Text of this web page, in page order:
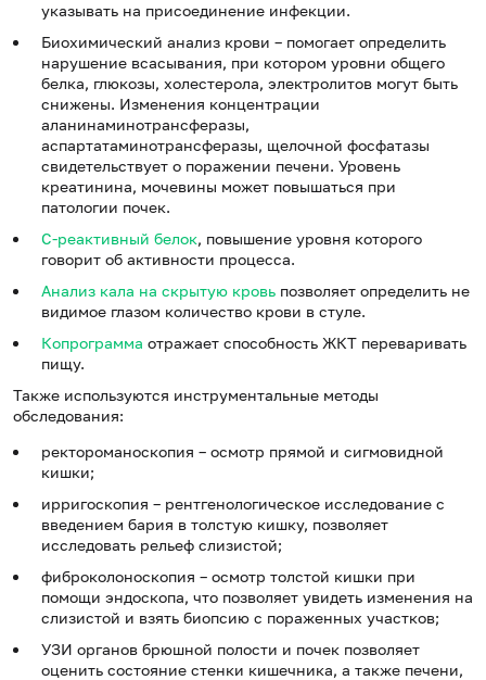
указывать на присоединение инфекции.
Биохимический анализ крови – помогает определить
нарушение всасывания, при котором уровни общего
белка, глюкозы, холестерола, электролитов могут быть
снижены. Изменения концентрации
аланинаминотрансферазы,
аспартатаминотрансферазы, щелочной фосфатазы
свидетельствует о поражении печени. Уровень
креатинина, мочевины может повышаться при
патологии почек.
С-реактивный белок, повышение уровня которого
говорит об активности процесса.
Анализ кала на скрытую кровь позволяет определить не
видимое глазом количество крови в стуле.
Копрограмма отражает способность ЖКТ переваривать
пищу.
Также используются инструментальные методы
обследования:
ректороманоскопия – осмотр прямой и сигмовидной
кишки;
ирригоскопия – рентгенологическое исследование с
введением бария в толстую кишку, позволяет
исследовать рельеф слизистой;
фиброколоноскопия – осмотр толстой кишки при
помощи эндоскопа, что позволяет увидеть изменения на
слизистой и взять биопсию с пораженных участков;
УЗИ органов брюшной полости и почек позволяет
оценить состояние стенки кишечника, а также печени,